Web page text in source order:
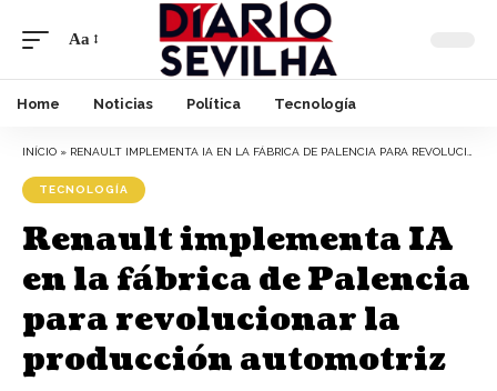
Aa
Home Noticias Política Tecnología
INÍCIO » RENAULT IMPLEMENTA IA EN LA FÁBRICA DE PALENCIA PARA REVOLUCIONAR LA PRODUCCIÓN AUTOMOTRIZ
TECNOLOGÍA
Renault implementa IA
en la fábrica de Palencia
para revolucionar la
producción automotriz